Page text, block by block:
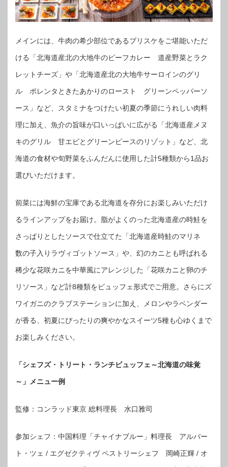
メインには、牛肉の希少部位であるブリスケをご堪能いただ
ける「北海道産北の大地牛のビーフカレー 道産野菜とラク
レットチーズ」や「北海道産北の大地牛サーロインのグリ
ル ポレンタときたあかりのロースト グリーンペッパーソ
ース」など、スタミナをつけたい初夏の季節にうれしい肉料
理に加え、魚介の旨味が口いっぱいに広がる「北海道産メヌ
キのグリル 甘エビとグリーンピースのリゾット」など、北
海道の食材や旬野菜をふんだんに使用した計5種類から1品お
選びいただけます。
前菜には海鮮の宝庫である北海道を存分にお楽しみいただけ
るラインアップをお届け。脂がよくのった北海道産の時鮭を
さっぱりとしたソースで仕立てた「北海道産時鮭のマリネ
数の子入りラヴィゴットソース」や、幻のカニとも呼ばれる
稀少な花咲カニを中華風にアレンジした「花咲カニと卵のチ
リソース」など計8種類をビュッフェ形式でご用意。さらにズ
ワイガニのクラブステーションに加え、メロンやラベンダー
が香る、初夏にぴったりの爽やかなスイーツ5種も心ゆくまで
お楽しみください。
「シェフズ・トリート・ランチビュッフェ～北海道の味覚
～」メニュー例
監修：コンラッド東京 総料理長 水口雅司
参加シェフ：中国料理「チャイナブルー」料理長 アルバー
ト・ツェ / エグゼクティヴ ペストリーシェフ 岡崎正輝 / オ